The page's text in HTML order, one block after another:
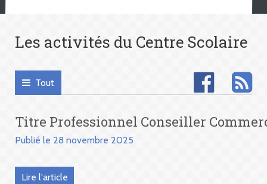
Les activités du Centre Scolaire
Tout
Titre Professionnel Conseiller
Publié le 28 novembre 2025
Lire l'article